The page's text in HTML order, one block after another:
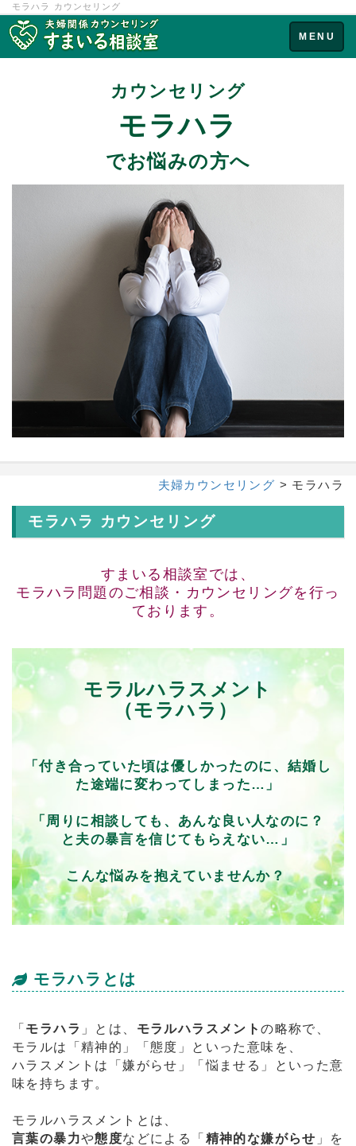
モラハラ カウンセリング
Toggle
navigation
MENU
カウンセリング
モラハラ
でお悩みの方へ
夫婦カウンセリング > モラハラ
モラハラ カウンセリング
すまいる相談室では、
モラハラ問題のご相談・カウンセリングを行っ
ております。
モラルハラスメント
（モラハラ）
「付き合っていた頃は優しかったのに、結婚し
た途端に変わってしまった…」
「周りに相談しても、あんな良い人なのに？
と夫の暴言を信じてもらえない…」
こんな悩みを抱えていませんか？
モラハラとは
「 モラハラ 」とは、 モラルハラスメントの略称で、
モラルは「精神的」「態度」といった意味を、
ハラスメントは「嫌がらせ」「悩ませる」といった意
味を持ちます。
モラルハラスメントとは、
言葉の暴力や態度などによる「 精神的な嫌がらせ 」を